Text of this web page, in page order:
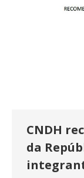
CNDH
da